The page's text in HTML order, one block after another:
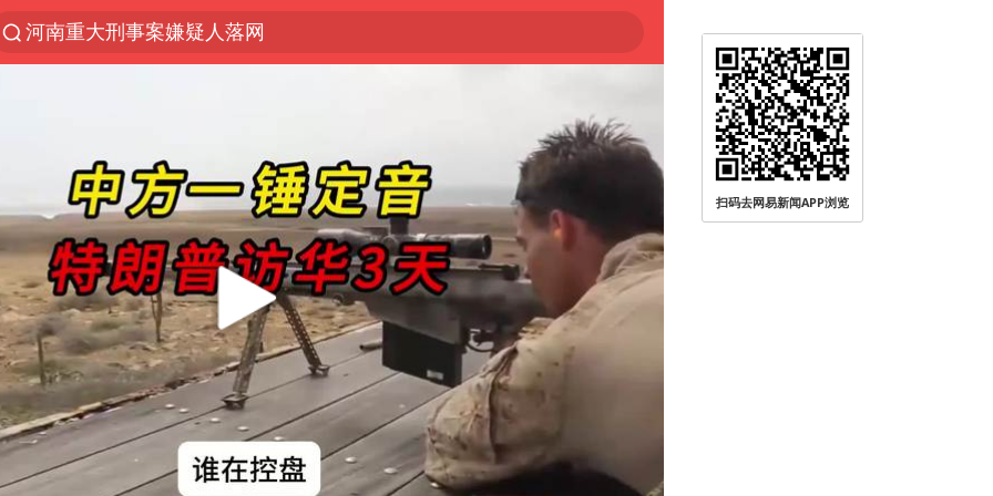
河南重大刑事案嫌疑人落网
西湖突现狂风暴雨 游客瞬间被浇透
金饰克价一夜涨回1300元
隔20米开高仿奶茶店被判赔35万元
新疆景区自驾服务费改为按车收费
多家A股公司收到美国关税退款
视频丨中国东方电气集团原党组副书记、董事宋致远被查
直击东北超：哈尔滨vs通辽
香港宏福苑火灾或由烟头引起
扫码去网易新闻APP浏览